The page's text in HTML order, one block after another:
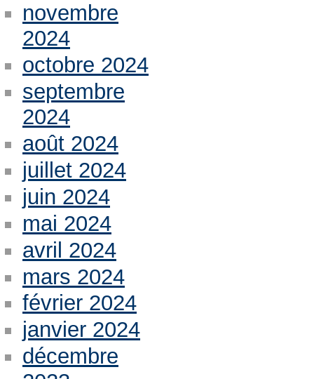
novembre
2024
octobre 2024
septembre
2024
août 2024
juillet 2024
juin 2024
mai 2024
avril 2024
mars 2024
février 2024
janvier 2024
décembre